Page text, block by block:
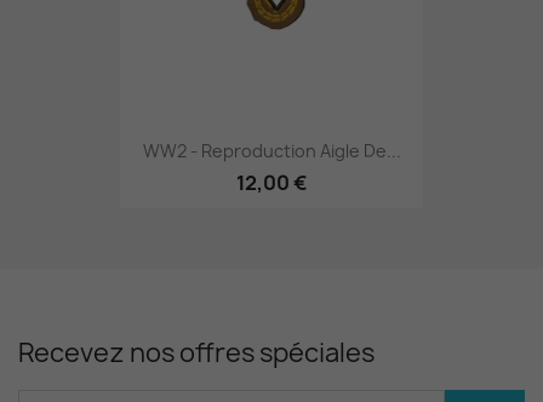
WW2 - Reproduction Aigle De...
12,00 €
Recevez nos offres spéciales